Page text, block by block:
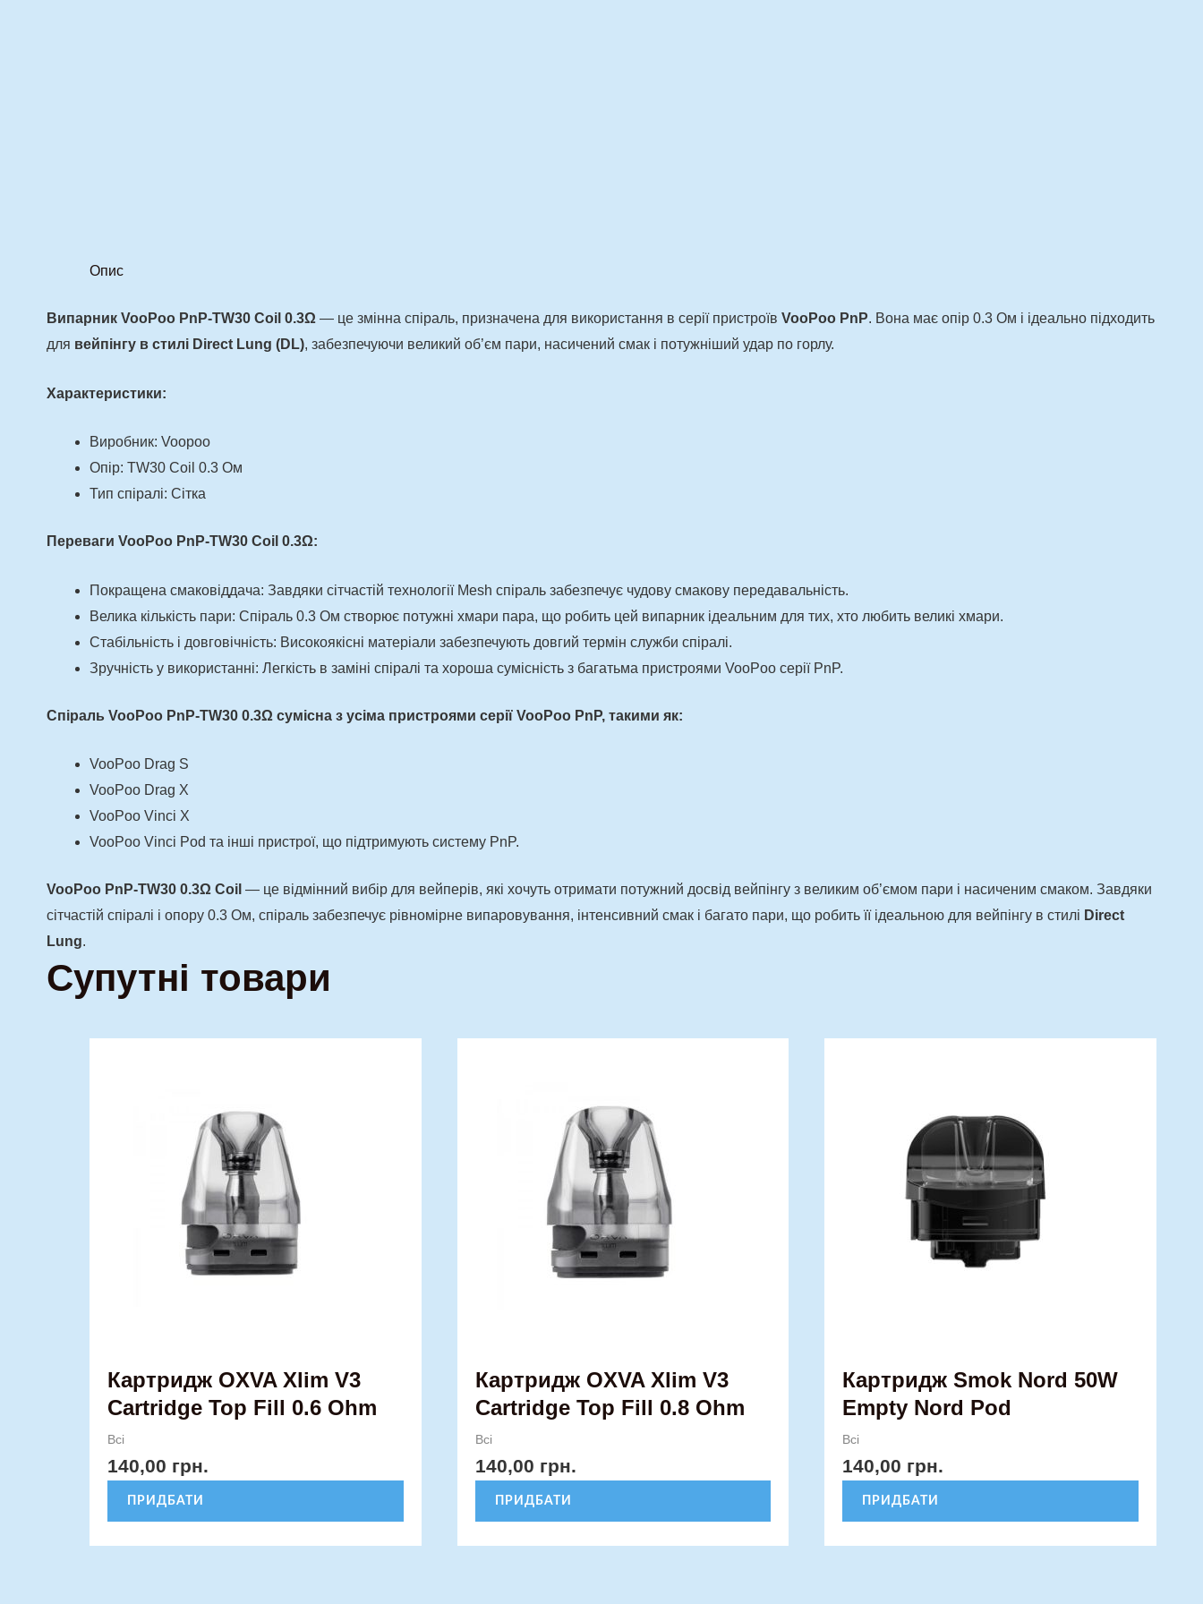
Опис
Випарник VooPoo PnP-TW30 Coil 0.3Ω — це змінна спіраль, призначена для використання в серії пристроїв VooPoo PnP. Вона має опір 0.3 Ом і ідеально підходить
для вейпінгу в стилі Direct Lung (DL), забезпечуючи великий об’єм пари, насичений смак і потужніший удар по горлу.
Характеристики:
Виробник: Voopoo
Опір: TW30 Coil 0.3 Ом
Тип спіралі: Сітка
Переваги VooPoo PnP-TW30 Coil 0.3Ω:
Покращена смаковіддача: Завдяки сітчастій технології Mesh спіраль забезпечує чудову смакову передавальність.
Велика кількість пари: Спіраль 0.3 Ом створює потужні хмари пара, що робить цей випарник ідеальним для тих, хто любить великі хмари.
Стабільність і довговічність: Високоякісні матеріали забезпечують довгий термін служби спіралі.
Зручність у використанні: Легкість в заміні спіралі та хороша сумісність з багатьма пристроями VooPoo серії PnP.
Спіраль VooPoo PnP-TW30 0.3Ω сумісна з усіма пристроями серії VooPoo PnP, такими як:
VooPoo Drag S
VooPoo Drag X
VooPoo Vinci X
VooPoo Vinci Pod та інші пристрої, що підтримують систему PnP.
VooPoo PnP-TW30 0.3Ω Coil — це відмінний вибір для вейперів, які хочуть отримати потужний досвід вейпінгу з великим об’ємом пари і насиченим смаком. Завдяки
сітчастій спіралі і опору 0.3 Ом, спіраль забезпечує рівномірне випаровування, інтенсивний смак і багато пари, що робить її ідеальною для вейпінгу в стилі Direct
Lung.
Супутні товари
Картридж OXVA Xlim V3
Cartridge Top Fill 0.6 Ohm
Всі
140,00 грн.
ПРИДБАТИ
Картридж OXVA Xlim V3
Cartridge Top Fill 0.8 Ohm
Всі
140,00 грн.
ПРИДБАТИ
Картридж Smok Nord 50W
Empty Nord Pod
Всі
140,00 грн.
ПРИДБАТИ